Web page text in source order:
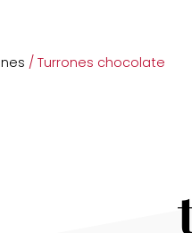
/ Turrones chocolate